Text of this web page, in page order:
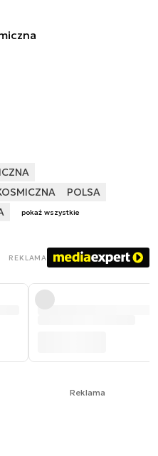
POLSA
pokaż wszystkie
REKLAMA
Reklama